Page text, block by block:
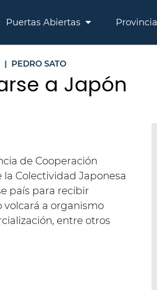
Puertas Abiertas Provincia
| PEDRO SATO
a Japón
de Cooperación
la Colectividad Japonesa
país para recibir
volcará a organismo
entre otros